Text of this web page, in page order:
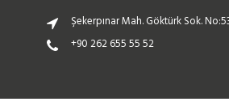
Şekerpınar Mah. Göktürk Sok.
+90 262 655 55 52